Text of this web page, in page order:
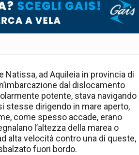
ad Aquileia in provincia di
dal dislocamento
potente, stava navigando
stesse dirigendo in mare aperto,
come spesso accade, erano
l’altezza della marea o
alta velocità contro una di queste,
fuori bordo.